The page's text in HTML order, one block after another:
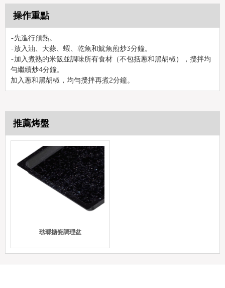
操作重點
-先進行預熱。
-放入油、大蒜、蝦、乾魚和魷魚煎炒3分鐘。
-加入煮熟的米飯並調味所有食材（不包括蔥和黑胡椒），攪拌均
勻繼續炒4分鐘。
加入蔥和黑胡椒，均勻攪拌再煮2分鐘。
推薦烤盤
琺瑯搪瓷調理盆